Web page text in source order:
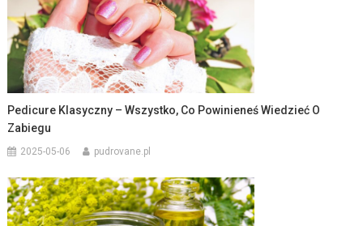
Pedicure Klasyczny – Wszystko, Co Powinieneś Wiedzieć O
Zabiegu
2025-05-06 pudrovane.pl